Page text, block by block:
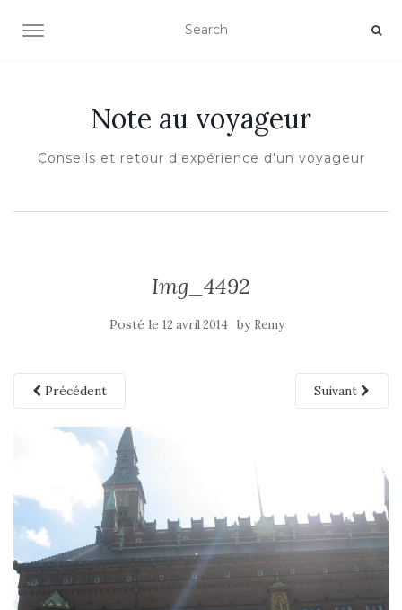
OUVRIR/FERMER LA NAVIGATION
Note au voyageur
Conseils et retour d'expérience d'un voyageur
Img_4492
Posté le 12 avril 2014 by Remy
Précédent Suivant